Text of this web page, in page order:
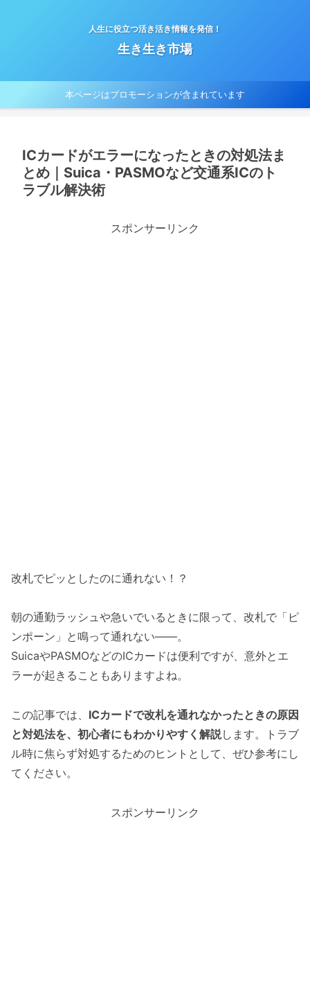
人生に役立つ活き活き情報を発信！
生き生き市場
本ページはプロモーションが含まれています
ICカードがエラーになったときの対処法ま
とめ｜Suica・PASMOなど交通系ICのト
ラブル解決術
スポンサーリンク
改札でピッとしたのに通れない！？
朝の通勤ラッシュや急いでいるときに限って、改札で「ピ
ンポーン」と鳴って通れない――。
SuicaやPASMOなどのICカードは便利ですが、意外とエ
ラーが起きることもありますよね。
この記事では、 ICカードで改札を通れなかったときの原因
と対処法を、初心者にもわかりやすく解説します。トラブ
ル時に焦らず対処するためのヒントとして、ぜひ参考にし
てください。
スポンサーリンク